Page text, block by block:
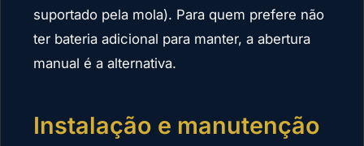
suportado pela mola). Para quem prefere não
ter bateria adicional para manter, a abertura
manual é a alternativa.
Instalação e manutenção